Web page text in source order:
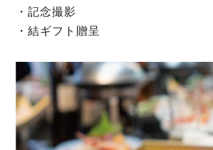
・記念撮影
・結ギフト贈呈